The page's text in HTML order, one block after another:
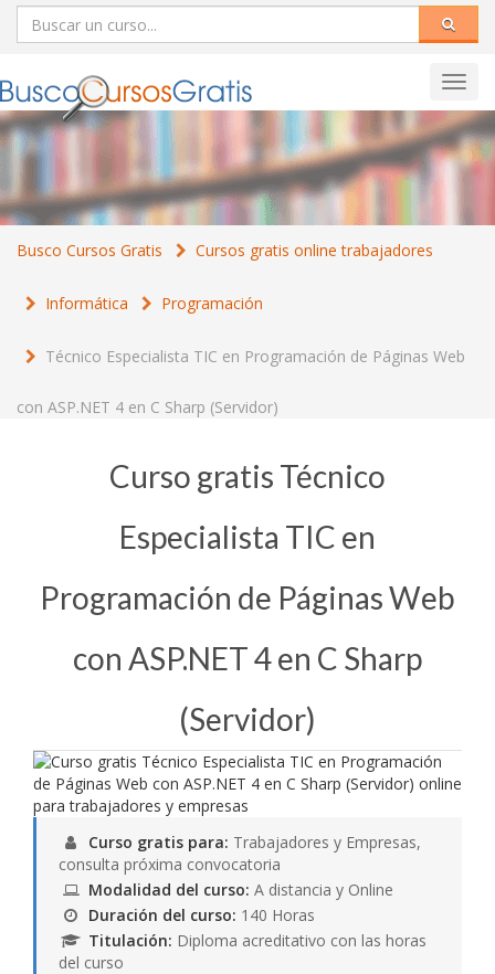
Busco Cursos Gratis Cursos gratis online trabajadores
Informática Programación
Técnico Especialista TIC en Programación de Páginas Web
con ASP.NET 4 en C Sharp (Servidor)
Curso gratis Técnico
Especialista TIC en
Programación de Páginas Web
con ASP.NET 4 en C Sharp
(Servidor)
Curso gratis para: Trabajadores y Empresas,
consulta próxima convocatoria
Modalidad del curso: A distancia y Online
Duración del curso: 140 Horas
Titulación: Diploma acreditativo con las horas
del curso